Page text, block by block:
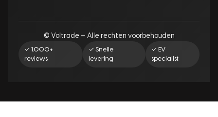
© Voltrade — Alle rechten voorbehouden
✓ 1.000+
reviews
✓ Snelle
levering
✓ EV
specialist